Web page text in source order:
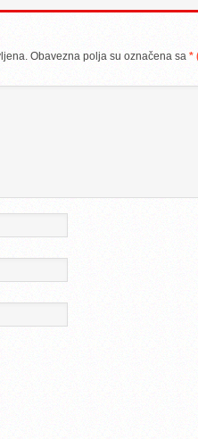
Obavezna polja su označena sa *